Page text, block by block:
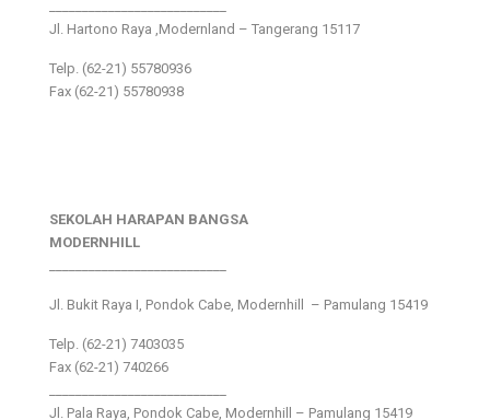
Jl. Hartono Raya ,Modernland – Tangerang 15117
Telp. (62-21) 55780936
Fax (62-21) 55780938
SEKOLAH HARAPAN BANGSA
MODERNHILL
Jl. Bukit Raya I, Pondok Cabe, Modernhill – Pamulang 15419
Telp. (62-21) 7403035
Fax (62-21) 740266
Jl. Pala Raya, Pondok Cabe, Modernhill – Pamulang 15419